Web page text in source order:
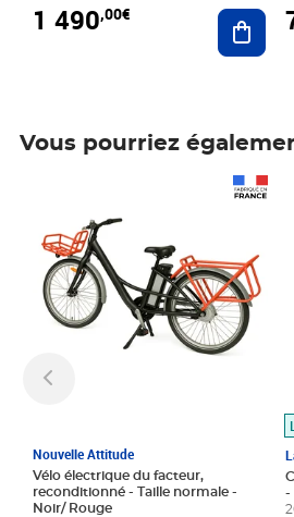
1 490,00€
Vous pourriez
Nouvelle Attitude
Vélo électrique du facteur,
reconditionné - Taille normale -
Noir/ Rouge
-